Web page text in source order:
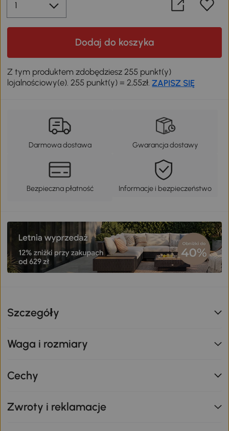
Dodaj do koszyka
Z tym produktem zdobędziesz 255 punkt(y)
lojalnościowy(e). 255 punkt(y) = 2,55zł.ZAPISZ SIĘ
Darmowa dostawa Gwarancja dostawy
Bezpieczna płatność Informacje i bezpieczeństwo
Szczegóły
Waga i rozmiary
Cechy
Zwroty i reklamacje